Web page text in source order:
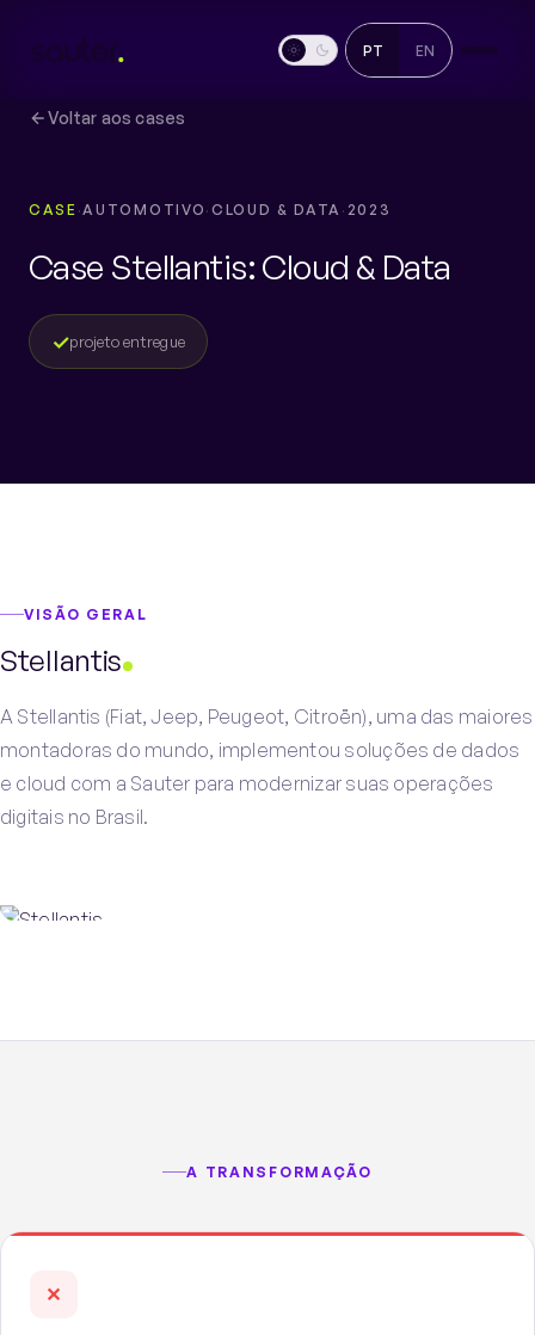
PT EN
Falar com a Sauter
Voltar aos cases
CASE AUTOMOTIVO CLOUD & DATA 2023
Case Stellantis: Cloud & Data
✓projeto entregue
VISÃO GERAL
Stellantis
A Stellantis (Fiat, Jeep, Peugeot, Citroën), uma das maiores
montadoras do mundo, implementou soluções de dados
e cloud com a Sauter para modernizar suas operações
digitais no Brasil.
A TRANSFORMAÇÃO
✕